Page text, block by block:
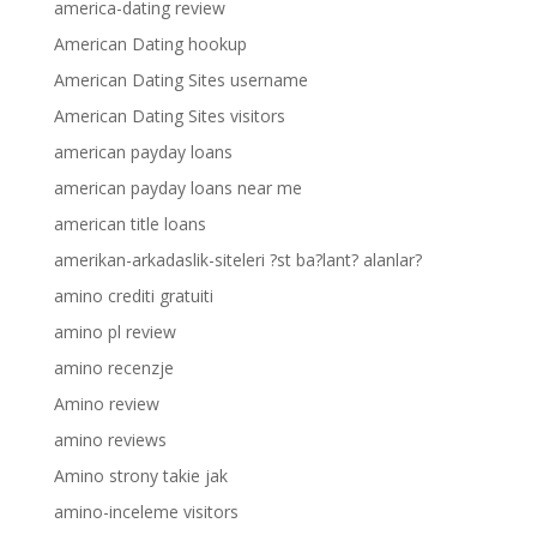
america-dating review
American Dating hookup
American Dating Sites username
American Dating Sites visitors
american payday loans
american payday loans near me
american title loans
amerikan-arkadaslik-siteleri ?st ba?lant? alanlar?
amino crediti gratuiti
amino pl review
amino recenzje
Amino review
amino reviews
Amino strony takie jak
amino-inceleme visitors